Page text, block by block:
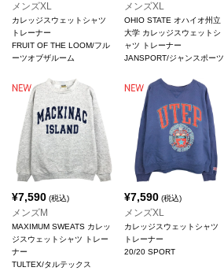
メンズXL
カレッジスウェットシャツ
トレーナー
FRUIT OF THE LOOM/フル
ーツオブザルーム
メンズXL
OHIO STATE オハイオ州立
大学 カレッジスウェットシ
ャツ トレーナー
JANSPORT/ジャンスポーツ
¥7,590 (税込)
メンズM
MAXIMUM SWEATS カレッ
ジスウェットシャツ トレー
ナー
TULTEX/タルテックス
¥7,590(税込)
メンズXL
カレッジスウェットシャツ
トレーナー
20/20 SPORT